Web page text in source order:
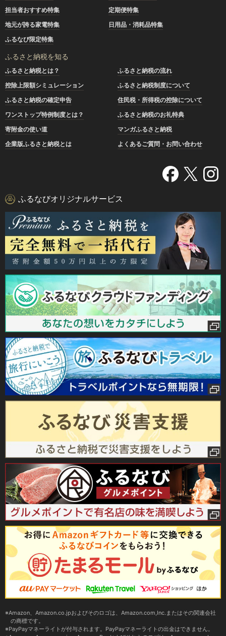
担当者おすすめ特集
定期便特集
地元が誇る家電特集
日用品・消耗品特集
ふるなび限定特集
ふるさと納税を知る
ふるさと納税とは？
ふるさと納税の流れ
控除上限額シミュレーション
ふるさと納税制度について
ふるさと納税の確定申告
住民税・所得税の控除について
ワンストップ特例制度とは？
ふるさと納税のお礼特典
寄附金の使い道
マンガふるさと納税
企業版ふるさと納税とは
よくあるご質問・お問い合わせ
ふるなびオリジナルサービス
Amazon、Amazon.co.jpおよびそのロゴは、Amazon.com,Inc.またはその関連会社
の商標です。
PayPayマネーライトが付与されます。PayPayマネーライトの出金はできません。